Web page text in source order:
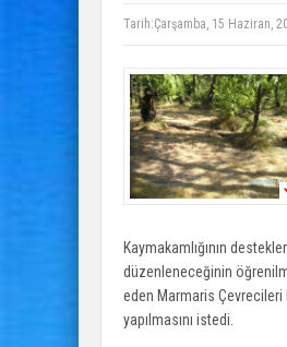
Tarih:Çarşamba, 15 Haziran,
Kaymakamlığının
düzenleneceğinin
eden Marmaris Çevrecileri
yapılmasını istedi.